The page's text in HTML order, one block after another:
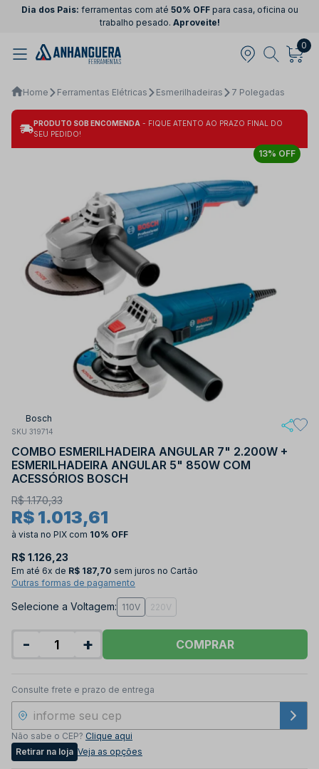
Dia dos Pais: ferramentas com até 50% OFFpara casa, oficina ou
trabalho pesado. Aproveite!
0
Home Ferramentas Elétricas Esmerilhadeiras 7 Polegadas
PRODUTO SOB ENCOMENDA - FIQUE ATENTO AO PRAZO FINAL DO
SEU PEDIDO!
13% OFF
Bosch
SKU 319714
COMBO ESMERILHADEIRA ANGULAR 7" 2.200W +
ESMERILHADEIRA ANGULAR 5" 850W COM
ACESSÓRIOS BOSCH
R$ 1.170,33
R$ 1.013,61
à vista no PIX com 10% OFF
R$ 1.126,23
Em até 6x de R$ 187,70 sem juros no Cartão
Outras formas de pagamento
Selecione a Voltagem: 110V 220V
- + COMPRAR
Consulte frete e prazo de entrega
Não sabe o CEP? Clique aqui
Retirar na loja Veja as opções